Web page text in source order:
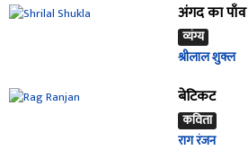
अंगद का पाँव
व्यंग्य
श्रीलाल शुक्ल
बेटिकट
कविता
राग रंजन